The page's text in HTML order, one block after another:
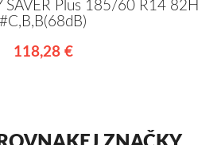
SAVER Plus 185/60 R14 82H
#C,B,B(68dB)
118,28 €